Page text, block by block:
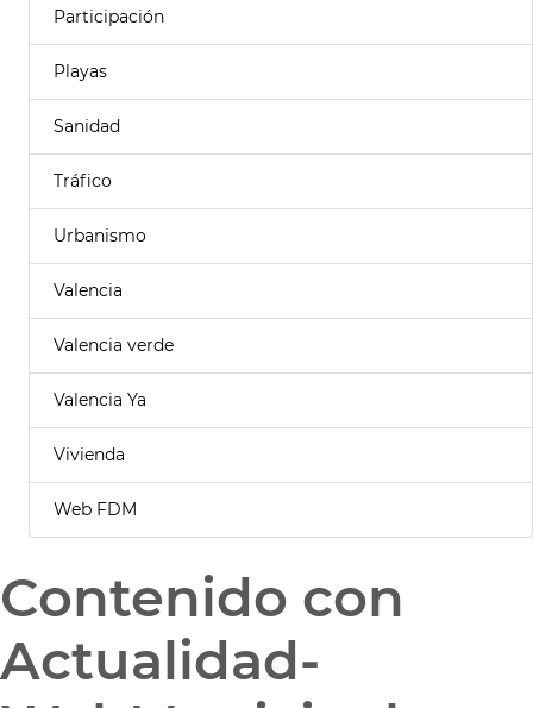
Participación
Playas
Sanidad
Tráfico
Urbanismo
Valencia
Valencia verde
Valencia Ya
Vivienda
Web FDM
Contenido con
Actualidad-